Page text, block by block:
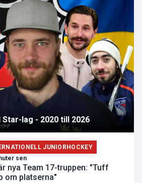
lag - 2020 till 2026
JUNIORHOCKEY
sen
nya Team 17-truppen: "Tuff
om platserna"